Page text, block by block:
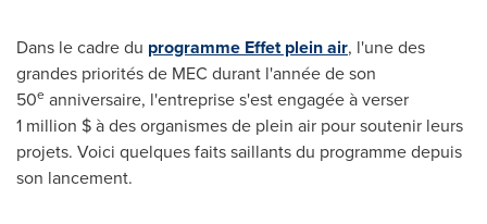
Dans le cadre du programme Effet plein air, l'une des
grandes priorités de MEC durant l'année de son
50e anniversaire, l'entreprise s'est engagée à verser
1 million $ à des organismes de plein air pour soutenir leurs
projets. Voici quelques faits saillants du programme depuis
son lancement.